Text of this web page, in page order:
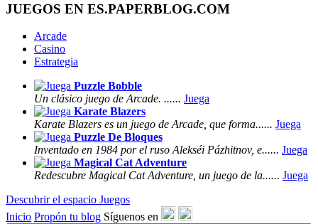
JUEGOS EN ES.PAPERBLOG.COM
Arcade
Casino
Estrategia
Puzzle Bobble
Un clásico juego de Arcade. ...... Juega
Karate Blazers
Karate Blazers es un juego de Arcade, que forma...... Juega
Puzzle De Bloques
Inventado en 1984 por el ruso Alekséi Pázhitnov, e...... Juega
Magical Cat Adventure
Redescubre Magical Cat Adventure, un juego de la...... Juega
Descubrir el espacio Juegos
Inicio Propón tu blog Síguenos en